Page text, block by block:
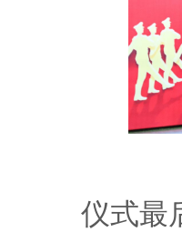
仪式最